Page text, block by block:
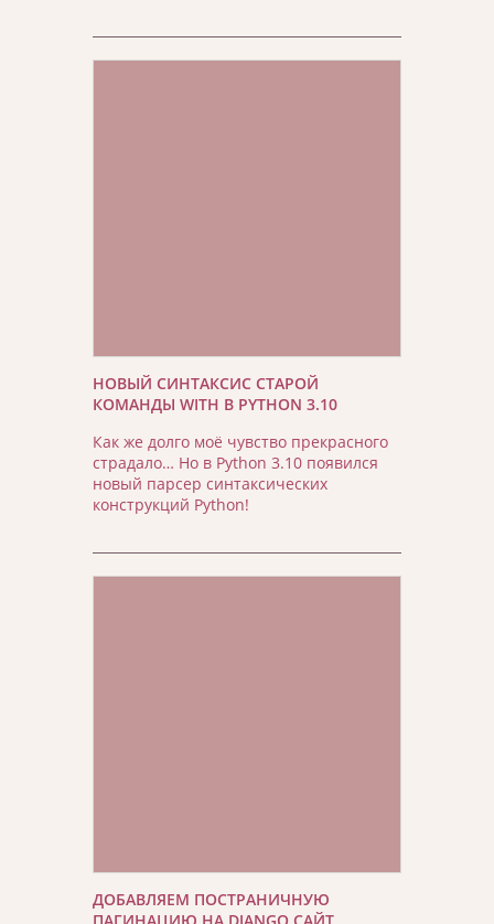
НОВЫЙ СИНТАКСИС СТАРОЙ
КОМАНДЫ WITH В PYTHON 3.10
Как же долго моё чувство прекрасного
страдало… Но в Python 3.10 появился
новый парсер синтаксических
конструкций Python!
ДОБАВЛЯЕМ ПОСТРАНИЧНУЮ